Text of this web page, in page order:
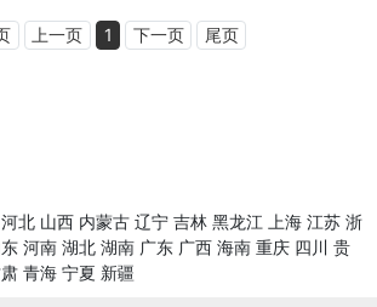
上一页 1 下一页 尾页
河北 山西 内蒙古 辽宁 吉林 黑龙江 上海 江苏 浙
河南 湖北 湖南 广东 广西 海南 重庆 四川 贵
青海 宁夏 新疆